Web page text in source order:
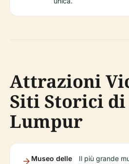
Attrazioni
Siti Storici di
Lumpur
Museo delle
Il più grande